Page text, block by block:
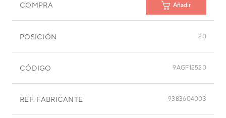
COMPRA Añadir
POSICIÓN 20
CÓDIGO 9AGF12520
REF. FABRICANTE 9383604003